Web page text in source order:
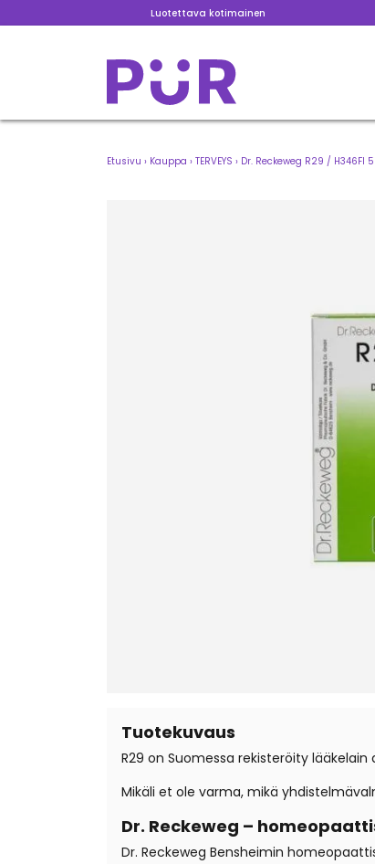
Luotettava kotimainen
Etusivu › Kauppa › TERVEYS › Dr. Reckeweg R29 / H346FI
Tuotekuvaus
R29 on Suomessa rekisteröity
Mikäli et ole varma, mikä
Dr. Reckeweg –
Dr. Reckeweg Bensheimin